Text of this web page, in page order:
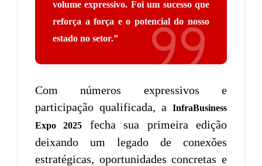
volume expressivo. Foi um sucesso que
reforça a força e o potencial do nosso
estado no setor.”
Com números expressivos e
participação qualificada, a
InfraBusiness
Expo 2025
fecha sua primeira edição
deixando um legado de conexões
estratégicas, oportunidades concretas e